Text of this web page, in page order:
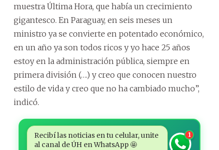
muestra Última Hora, que había un crecimiento
gigantesco. En Paraguay, en seis meses un
ministro ya se convierte en potentado económico,
en un año ya son todos ricos y yo hace 25 años
estoy en la administración pública, siempre en
primera división (….) y creo que conocen nuestro
estilo de vida y creo que no ha cambiado mucho”,
indicó.
Recibí las noticias en tu celular, unite
al canal de ÚH en WhatsApp 🤩
1